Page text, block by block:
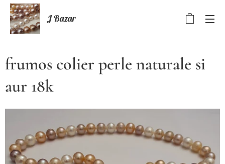
J Bazar
frumos colier perle naturale si
aur 18k